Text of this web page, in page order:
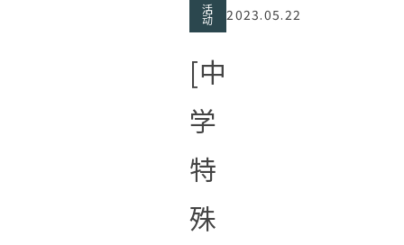
活
动 2023.05.22
[中
学
特
殊